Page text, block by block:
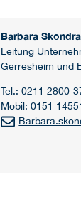
Barbara
Leitung
Gerresheim und
Tel.: 0211 2800-
Mobil: 0151